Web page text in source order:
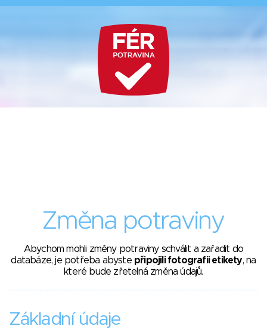
Změna potraviny
Abychom mohli změny potraviny schválit a zařadit do
databáze, je potřeba abyste připojili fotografii etikety, na
které bude zřetelná změna údajů.
Základní údaje